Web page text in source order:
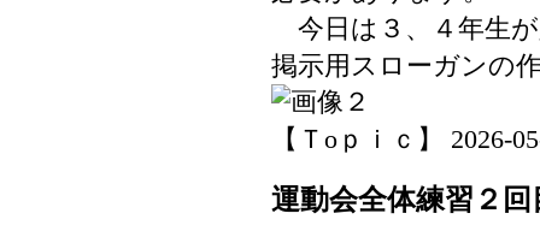
今日は３、４年生
掲示用スローガンの
【Ｔoｐｉｃ】 2026-
運動会全体練習２回